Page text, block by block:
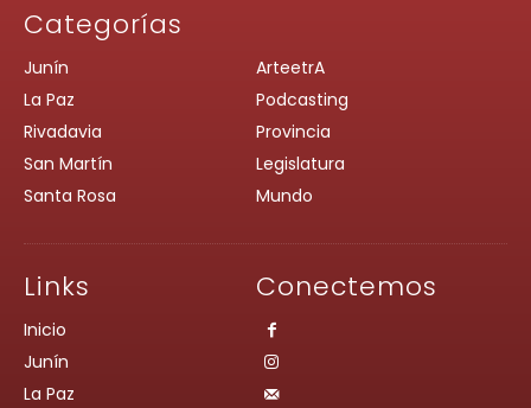
Categorías
Junín
La Paz
Rivadavia
San Martín
Santa Rosa
ArteetrA
Podcasting
Provincia
Legislatura
Mundo
Links
Inicio
Junín
La Paz
Conectemos